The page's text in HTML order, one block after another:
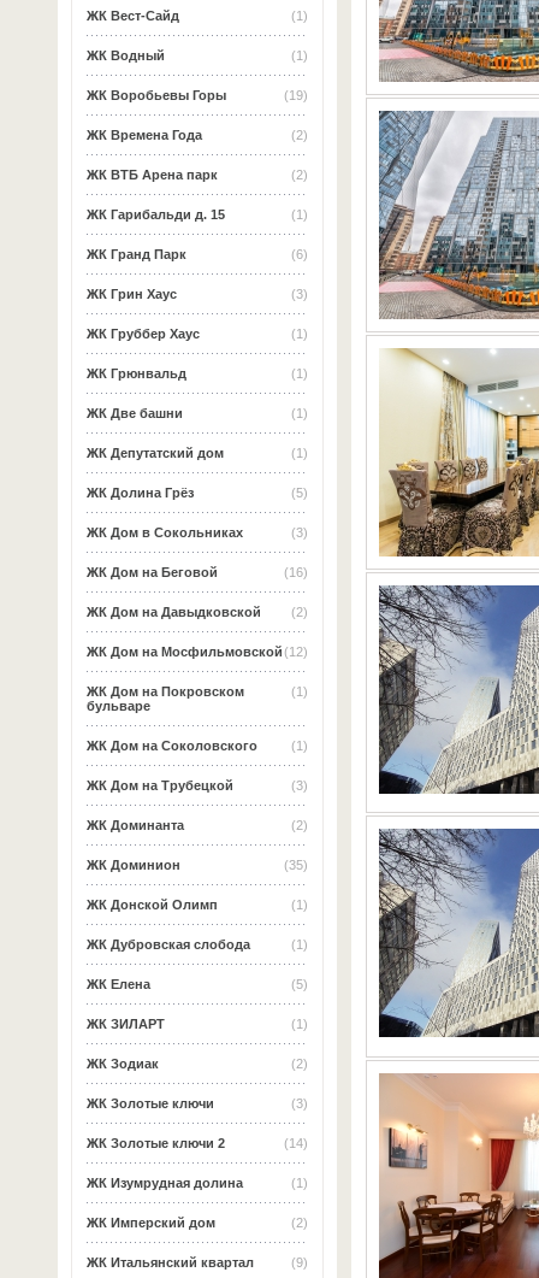
(1)
ЖК Вест-Сайд
(1)
ЖК Водный
(19)
ЖК Воробьевы Горы
(2)
ЖК Времена Года
(2)
ЖК ВТБ Арена парк
(1)
ЖК Гарибальди д. 15
(6)
ЖК Гранд Парк
(3)
ЖК Грин Хаус
(1)
ЖК Груббер Хаус
(1)
ЖК Грюнвальд
(1)
ЖК Две башни
(1)
ЖК Депутатский дом
(5)
ЖК Долина Грёз
(3)
ЖК Дом в Сокольниках
(16)
ЖК Дом на Беговой
(2)
ЖК Дом на Давыдковской
(12)
ЖК Дом на Мосфильмовской
(1)
ЖК Дом на Покровском
бульваре
(1)
ЖК Дом на Соколовского
(3)
ЖК Дом на Трубецкой
(2)
ЖК Доминанта
(35)
ЖК Доминион
(1)
ЖК Донской Олимп
(1)
ЖК Дубровская слобода
(5)
ЖК Елена
(1)
ЖК ЗИЛАРТ
(2)
ЖК Зодиак
(3)
ЖК Золотые ключи
(14)
ЖК Золотые ключи 2
(1)
ЖК Изумрудная долина
(2)
ЖК Имперский дом
(9)
ЖК Итальянский квартал